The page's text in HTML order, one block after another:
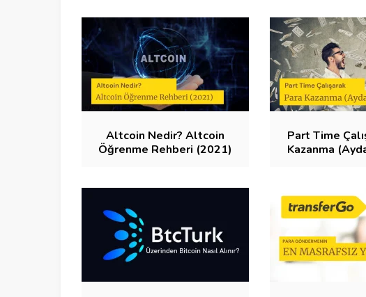
Altcoin Nedir? Altcoin
Öğrenme Rehberi (2021)
Part Time
Kazanma